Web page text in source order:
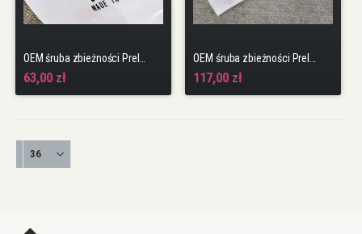
63,00 zł 117,00 zł